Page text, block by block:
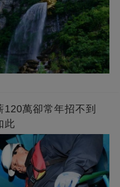
萬卻常年招不到
此